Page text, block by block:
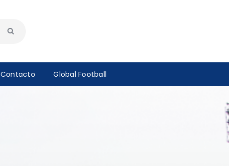
Contacto Global Football